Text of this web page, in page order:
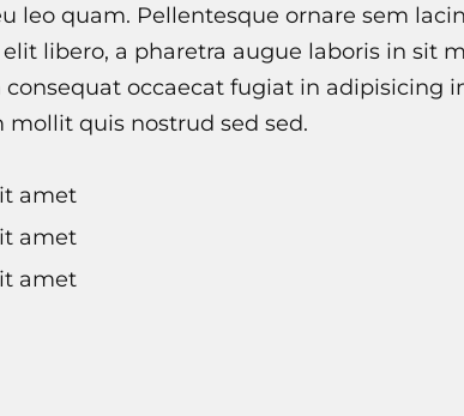
leo quam. Pellentesque ornare sem
libero, a pharetra augue laboris in sit
occaecat fugiat in adipisicing
quis nostrud sed sed.
amet
amet
amet